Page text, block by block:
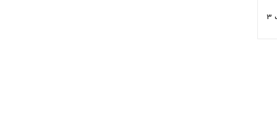
چراغ توکار استخری تک رنگ 3